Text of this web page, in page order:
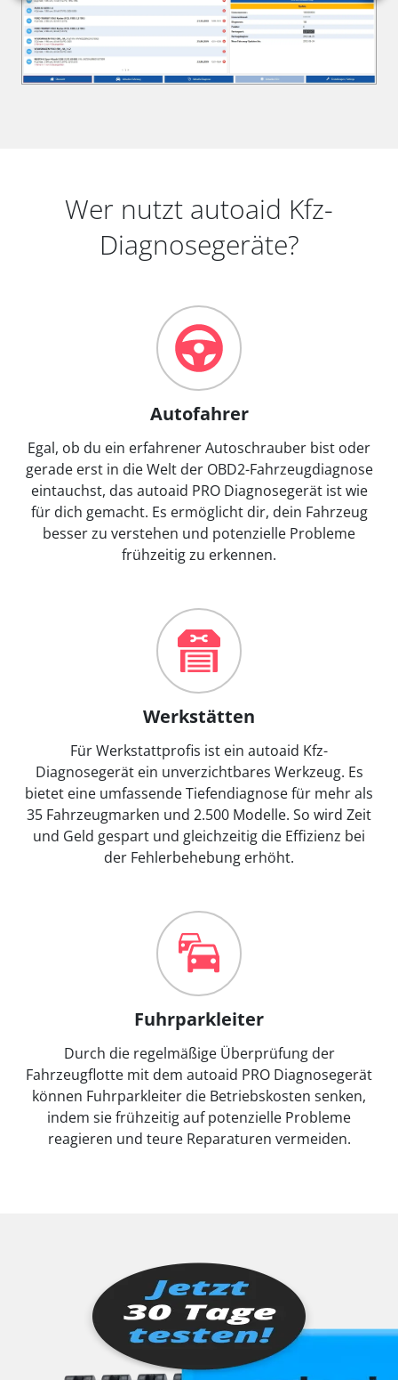
Wer nutzt autoaid Kfz-
Diagnosegeräte?
Autofahrer
Egal, ob du ein erfahrener Autoschrauber bist oder
gerade erst in die Welt der OBD2-Fahrzeugdiagnose
eintauchst, das autoaid PRO Diagnosegerät ist wie
für dich gemacht. Es ermöglicht dir, dein Fahrzeug
besser zu verstehen und potenzielle Probleme
frühzeitig zu erkennen.
Werkstätten
Für Werkstattprofis ist ein autoaid Kfz-
Diagnosegerät ein unverzichtbares Werkzeug. Es
bietet eine umfassende Tiefendiagnose für mehr als
35 Fahrzeugmarken und 2.500 Modelle. So wird Zeit
und Geld gespart und gleichzeitig die Effizienz bei
der Fehlerbehebung erhöht.
Fuhrparkleiter
Durch die regelmäßige Überprüfung der
Fahrzeugflotte mit dem autoaid PRO Diagnosegerät
können Fuhrparkleiter die Betriebskosten senken,
indem sie frühzeitig auf potenzielle Probleme
reagieren und teure Reparaturen vermeiden.